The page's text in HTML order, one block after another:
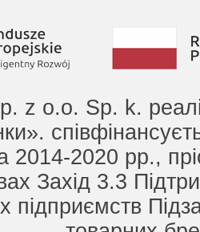
z o.o. Sp. k.
2014-2020 рр.,
Захід 3.3
підприємств